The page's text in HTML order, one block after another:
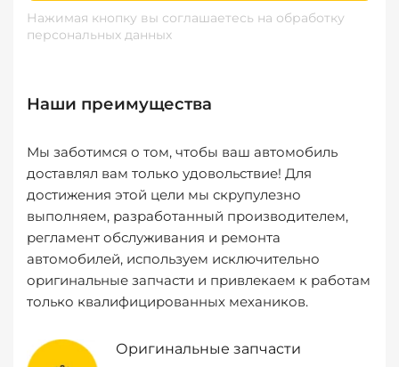
Нажимая кнопку вы соглашаетесь на обработку
персональных данных
Наши преимущества
Мы заботимся о том, чтобы ваш автомобиль
доставлял вам только удовольствие! Для
достижения этой цели мы скрупулезно
выполняем, разработанный производителем,
регламент обслуживания и ремонта
автомобилей, используем исключительно
оригинальные запчасти и привлекаем к работам
только квалифицированных механиков.
Оригинальные запчасти